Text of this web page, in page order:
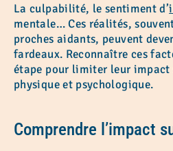
La culpabilité, le sentiment d’
mentale… Ces réalités,
proches aidants, peuvent
fardeaux. Reconnaître ces
étape pour limiter leur impact
physique et psychologique.
Comprendre l’impact